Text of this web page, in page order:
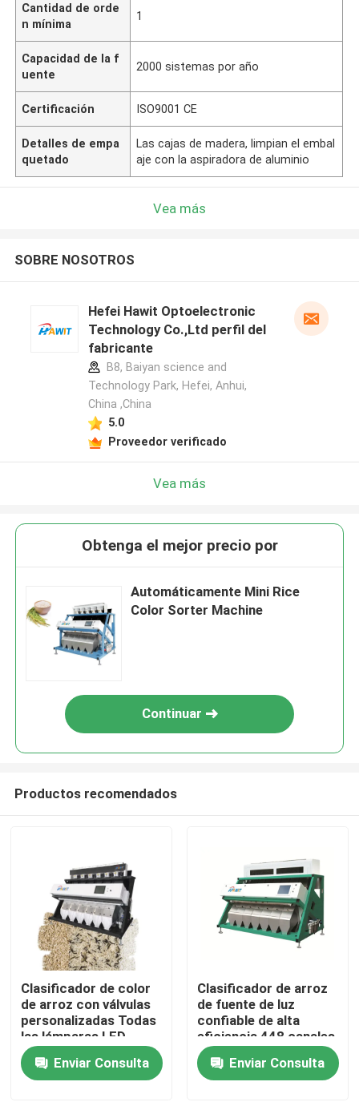
Inicio
Sobre nosotros
Cantidad de orde
n mínima
1
Capacidad de la f
uente
2000 sistemas por año
Certificación ISO9001 CE
Detalles de empa
quetado
Las cajas de madera, limpian el embal
aje con la aspiradora de aluminio
Vea más
SOBRE NOSOTROS
Hefei Hawit Optoelectronic
Technology Co.,Ltd perfil del
fabricante
B8, Baiyan science and
Technology Park, Hefei, Anhui,
China ,China
5.0
Proveedor verificado
Vea más
Obtenga el mejor precio por
Automáticamente Mini Rice
Color Sorter Machine
Continuar
Productos recomendados
Clasificador de color
de arroz con válvulas
personalizadas Todas
las lámparas LED
Enviar Consulta
Clasificador de arroz
de fuente de luz
confiable de alta
eficiencia 448 canales
Enviar Consulta